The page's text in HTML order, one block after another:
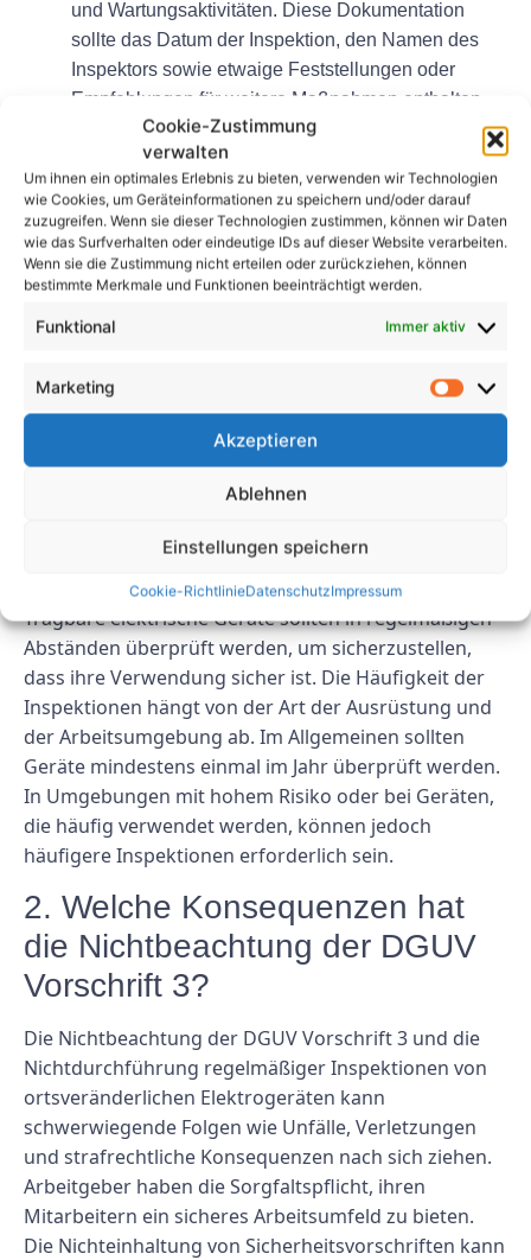
Cookie-Zustimmung
verwalten
Um ihnen ein optimales Erlebnis zu bieten, verwenden wir Technologien
wie Cookies, um Geräteinformationen zu speichern und/oder darauf
zuzugreifen. Wenn sie dieser Technologien zustimmen, können wir Daten
wie das Surfverhalten oder eindeutige IDs auf dieser Website verarbeiten.
Wenn sie die Zustimmung nicht erteilen oder zurückziehen, können
bestimmte Merkmale und Funktionen beeinträchtigt werden.
Funktional Immer aktiv
Marketing
Akzeptieren
Ablehnen
Einstellungen speichern
Cookie-RichtlinieDatenschutzImpressum
und Wartungsaktivitäten. Diese Dokumentation
sollte das Datum der Inspektion, den Namen des
Inspektors sowie etwaige Feststellungen oder
Empfehlungen für weitere Maßnahmen enthalten.
Abschluss
Um ein sicheres Arbeitsumfeld zu gewährleisten und
Unfälle am Arbeitsplatz zu verhindern, ist das
Verständnis der DGUV Vorschrift 3 und das Befolgen
der Prüfprotokolle für ortsveränderliche
Elektrogeräte unerlässlich. Durch regelmäßige
können Arbeitgeber die Sicherheit ihrer Mitarbeiter
gewährleisten und die Gesetze einhalten.
FAQs
Elektrogeräte überprüft werden?
Tragbare elektrische Geräte sollten in regelmäßigen
Abständen überprüft werden, um sicherzustellen,
dass ihre Verwendung sicher ist. Die Häufigkeit der
Inspektionen hängt von der Art der Ausrüstung und
der Arbeitsumgebung ab. Im Allgemeinen sollten
Geräte mindestens einmal im Jahr überprüft werden.
In Umgebungen mit hohem Risiko oder bei Geräten,
die häufig verwendet werden, können jedoch
häufigere Inspektionen erforderlich sein.
2. Welche Konsequenzen hat
die Nichtbeachtung der DGUV
Vorschrift 3?
Die Nichtbeachtung der DGUV Vorschrift 3 und die
Nichtdurchführung regelmäßiger Inspektionen von
ortsveränderlichen Elektrogeräten kann
schwerwiegende Folgen wie Unfälle, Verletzungen
und strafrechtliche Konsequenzen nach sich ziehen.
Arbeitgeber haben die Sorgfaltspflicht, ihren
Mitarbeitern ein sicheres Arbeitsumfeld zu bieten.
Die Nichteinhaltung von Sicherheitsvorschriften kann